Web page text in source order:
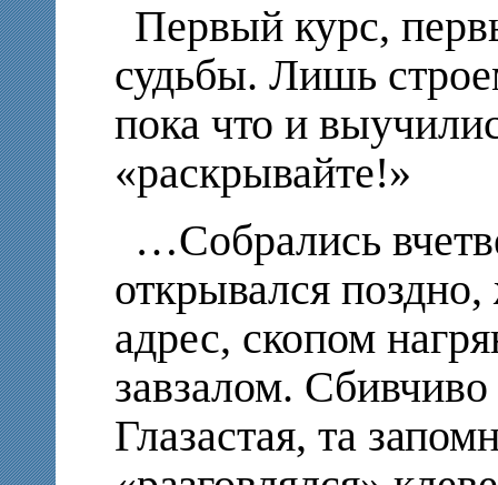
Первый курс,
судьбы. Лишь
пока что и
«раскрывайте!»
…Собрались
открывался
адрес, скопом
завзалом.
Глазастая, та